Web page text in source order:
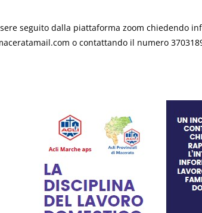
seguito dalla piattaforma zoom chiedendo
o contattando il numero